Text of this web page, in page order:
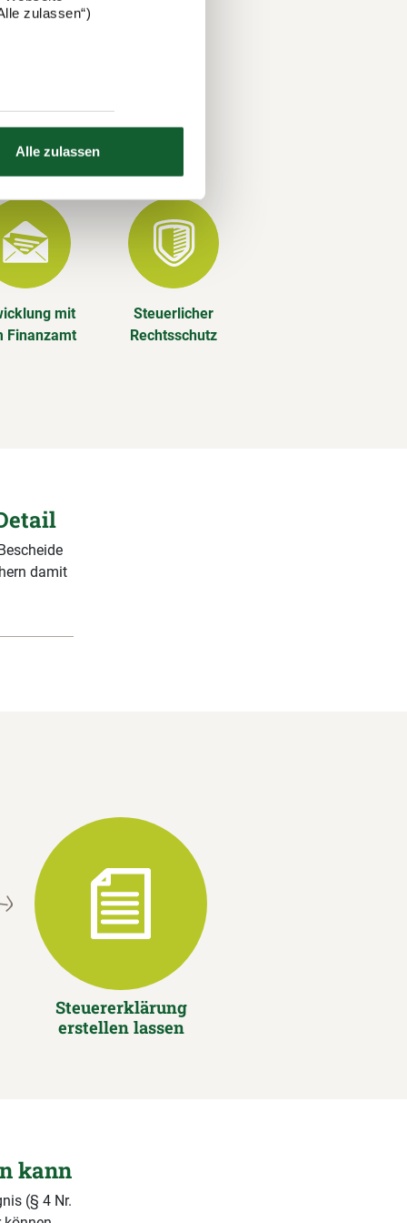
zulassen“)
Alle zulassen
mit
Finanzamt
Steuerlicher
Rechtsschutz
damit
Steuererklärung
erstellen lassen
kann
(§ 4 Nr.